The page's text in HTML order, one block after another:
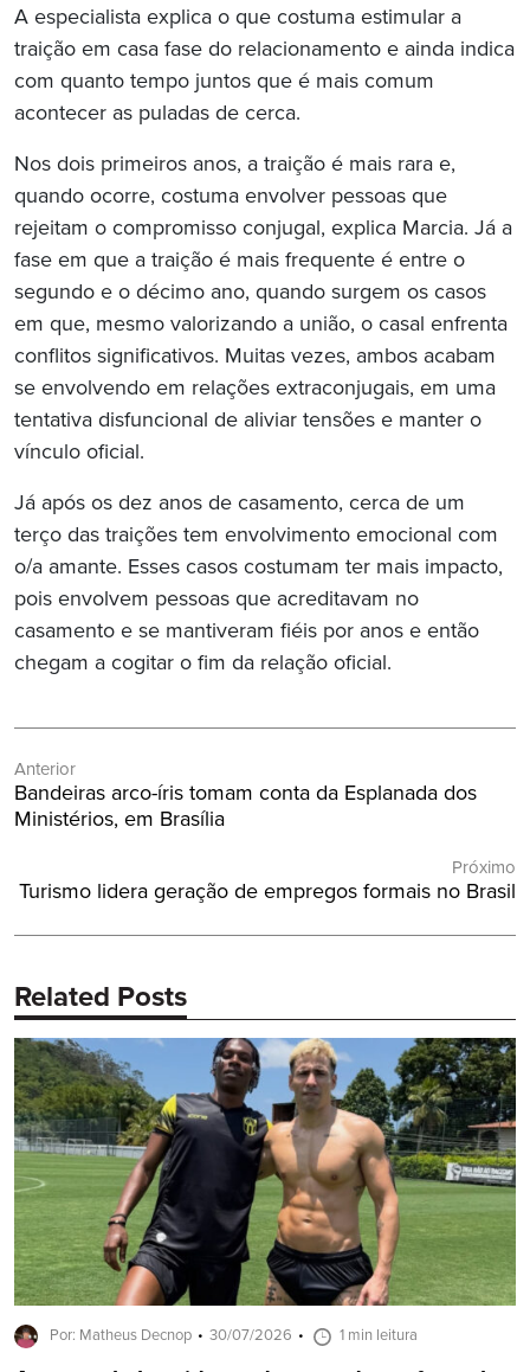
A especialista explica o que costuma estimular a
traição em casa fase do relacionamento e ainda indica
com quanto tempo juntos que é mais comum
acontecer as puladas de cerca.
Nos dois primeiros anos, a traição é mais rara e,
quando ocorre, costuma envolver pessoas que
rejeitam o compromisso conjugal, explica Marcia. Já a
fase em que a traição é mais frequente é entre o
segundo e o décimo ano, quando surgem os casos
em que, mesmo valorizando a união, o casal enfrenta
conflitos significativos. Muitas vezes, ambos acabam
se envolvendo em relações extraconjugais, em uma
tentativa disfuncional de aliviar tensões e manter o
vínculo oficial.
Já após os dez anos de casamento, cerca de um
terço das traições tem envolvimento emocional com
o/a amante. Esses casos costumam ter mais impacto,
pois envolvem pessoas que acreditavam no
casamento e se mantiveram fiéis por anos e então
chegam a cogitar o fim da relação oficial.
de
Post
Anterior
Post
Anterior:
Bandeiras arco-íris tomam conta da Esplanada dos
Ministérios, em Brasília
Próximo
Próximo
Turismo lidera geração de empregos formais no Brasil
Related Posts
Por: Matheus Decnop 30/07/2026 1 min leitura